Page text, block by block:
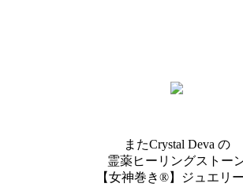
またCrystal Deva の
霊薬ヒーリングストー
【女神巻き®】ジュエリ